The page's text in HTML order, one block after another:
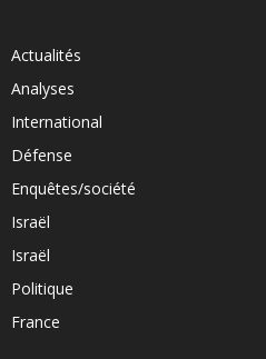
Actualités
Analyses
International
Défense
Enquêtes/société
Israël
Israël
Politique
France